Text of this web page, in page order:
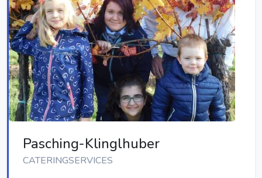
Pasching-Klinglhuber
CATERINGSERVICES